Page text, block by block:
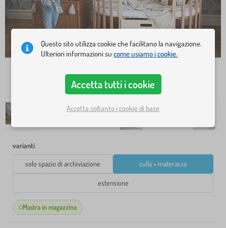
varianti
solo spazio di archiviazione culla + materasso
estensione
Mostra in magazzino
Questo sito utilizza cookie che facilitano la navigazione.
Ulteriori informazioni sucome usiamo i cookie.
Accetta tutti i cookie
Accetta soltanto i cookie di base